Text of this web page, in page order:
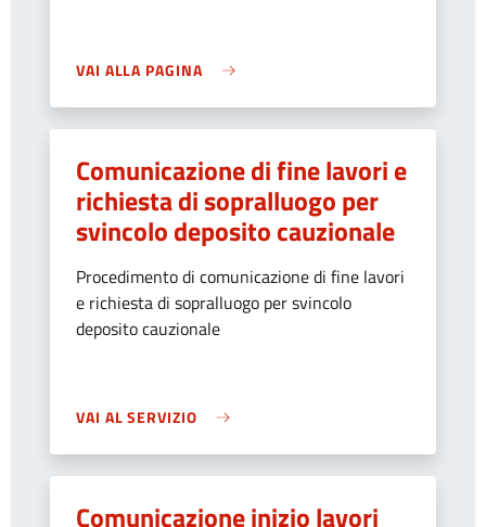
VAI ALLA PAGINA
Comunicazione di fine lavori e
richiesta di sopralluogo per
svincolo deposito cauzionale
Procedimento di comunicazione di fine lavori
e richiesta di sopralluogo per svincolo
deposito cauzionale
VAI AL SERVIZIO
Comunicazione inizio lavori